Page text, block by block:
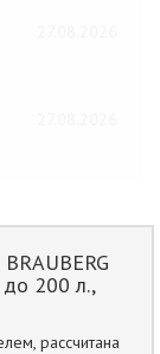
до 200 л.,
рассчитана